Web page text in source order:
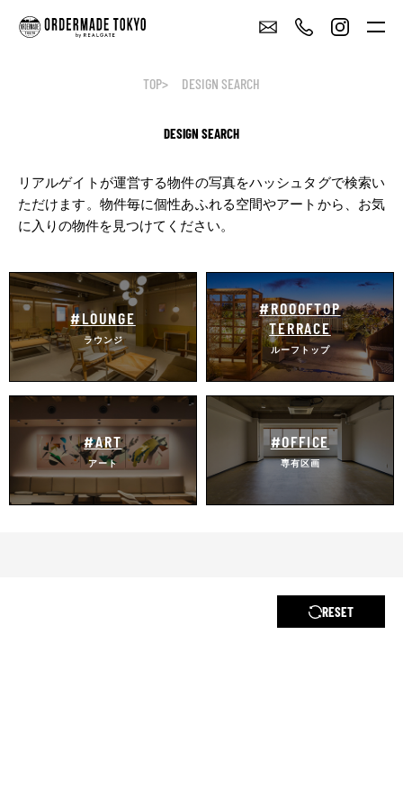
TOP DESIGN SEARCH
DESIGN SEARCH
リアルゲイトが運営する物件の写真をハッシュタグで検索い
ただけます。 物件毎に個性あふれる空間やアートから、お気
に入りの物件を見つけてください。
#LOUNGE
ラウンジ
#ROOOFTOP
TERRACE
ルーフトップ
#ART
アート
#OFFICE
専有区画
RESET